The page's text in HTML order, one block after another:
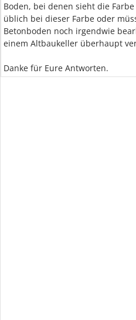
Boden, bei denen sieht die
üblich bei dieser Farbe oder
Betonboden noch irgendwie
einem Altbaukeller überhaupt
Danke für Eure Antworten.